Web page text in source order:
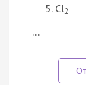
Cl2
…